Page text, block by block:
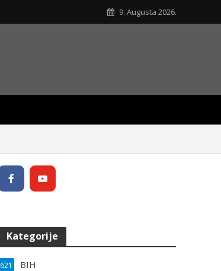
9. Augusta 2026.
Kategorije
BIH
621